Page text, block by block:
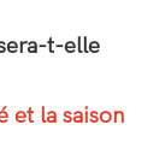
t-elle
et la saison